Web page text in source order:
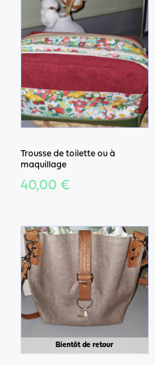
Trousse de toilette ou à
maquillage
40,00 €
Bientôt de retour